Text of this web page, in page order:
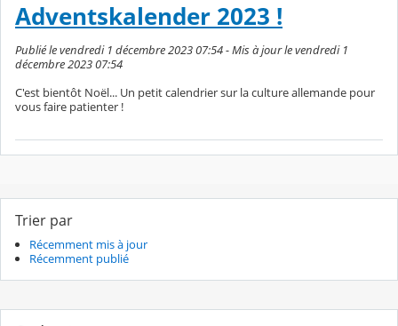
Adventskalender 2023 !
Publié le vendredi 1 décembre 2023 07:54 - Mis à jour le vendredi 1
décembre 2023 07:54
C'est bientôt Noël... Un petit calendrier sur la culture allemande pour
vous faire patienter !
Trier par
Récemment mis à jour
Récemment publié